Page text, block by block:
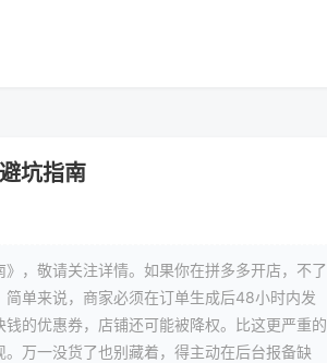
坑指南
，敬请关注详情。如果你在拼多多开店，不了
单来说，商家必须在订单生成后48小时内发
的优惠券，店铺还可能被降权。比这更严重的
万一没货了也别藏着，得主动在后台报备缺